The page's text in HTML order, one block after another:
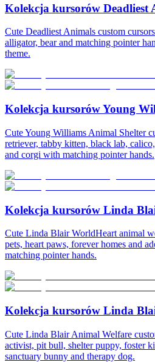
Kolekcja kursorów Deadliest
Cute Deadliest Animals custom
alligator, bear and matching pointer
theme.
Kolekcja kursorów Young
Cute Young Williams Animal Shelter
retriever, tabby kitten, black lab,
and corgi with matching pointer hands.
Kolekcja kursorów Linda
Cute Linda Blair WorldHeart animal
pets, heart paws, forever homes and
matching pointer hands.
Kolekcja kursorów Linda
Cute Linda Blair Animal Welfare
activist, pit bull, shelter puppy, foster
sanctuary bunny and therapy dog.